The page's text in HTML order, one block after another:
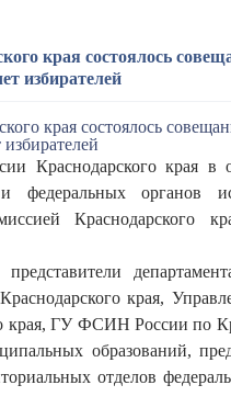
края состоялось
избирателей
Краснодарского края
федеральных органов
Краснодарского
края,
ГУ ФСИН России по
образований,
отделов